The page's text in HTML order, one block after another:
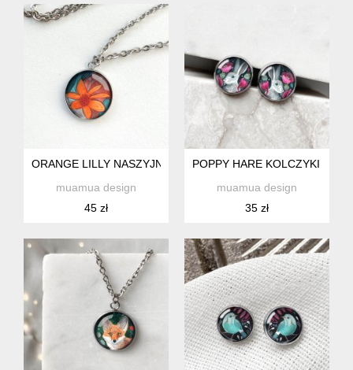
ORANGE LILLY NASZYJNIK NA ROMANTYCZNĄ RANDKĘ
muamua design
45 zł
POPPY HARE KOLCZYKI
muamua design
35 zł